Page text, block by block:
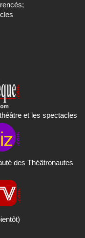
et les spectacles
des Théâtronautes